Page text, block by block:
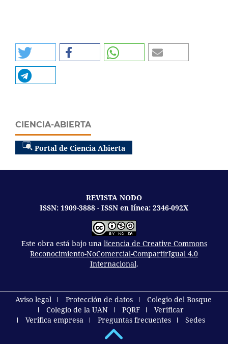
CIENCIA-ABIERTA
Portal de Ciencia Abierta
REVISTA NODO
ISSN: 1909-3888 - ISSN en línea: 2346-092X
Este obra está bajo una licencia de Creative Commons
Reconocimiento-NoComercial-CompartirIgual 4.0
Internacional.
Aviso legal Protección de datos
Colegio del Bosque
Colegio de la UAN
PQRF
Verificar
Verifica empresa
Preguntas frecuentes Sedes